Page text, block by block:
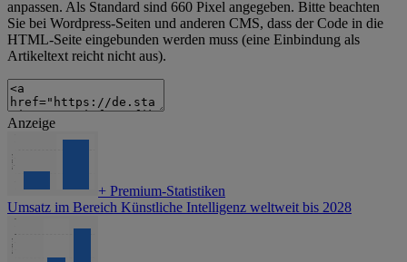
anpassen. Als Standard sind 660 Pixel angegeben. Bitte beachten
Sie bei Wordpress-Seiten und anderen CMS, dass der Code in die
HTML-Seite eingebunden werden muss (eine Einbindung als
Artikeltext reicht nicht aus).
Anzeige
+ Premium-Statistiken
Umsatz im Bereich Künstliche Intelligenz weltweit bis 2028